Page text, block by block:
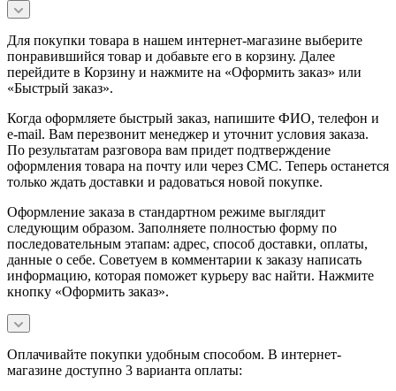
Для покупки товара в нашем интернет-магазине выберите
понравившийся товар и добавьте его в корзину. Далее
перейдите в Корзину и нажмите на «Оформить заказ» или
«Быстрый заказ».
Когда оформляете быстрый заказ, напишите ФИО, телефон и
e-mail. Вам перезвонит менеджер и уточнит условия заказа.
По результатам разговора вам придет подтверждение
оформления товара на почту или через СМС. Теперь останется
только ждать доставки и радоваться новой покупке.
Оформление заказа в стандартном режиме выглядит
следующим образом. Заполняете полностью форму по
последовательным этапам: адрес, способ доставки, оплаты,
данные о себе. Советуем в комментарии к заказу написать
информацию, которая поможет курьеру вас найти. Нажмите
кнопку «Оформить заказ».
Оплачивайте покупки удобным способом. В интернет-
магазине доступно 3 варианта оплаты: